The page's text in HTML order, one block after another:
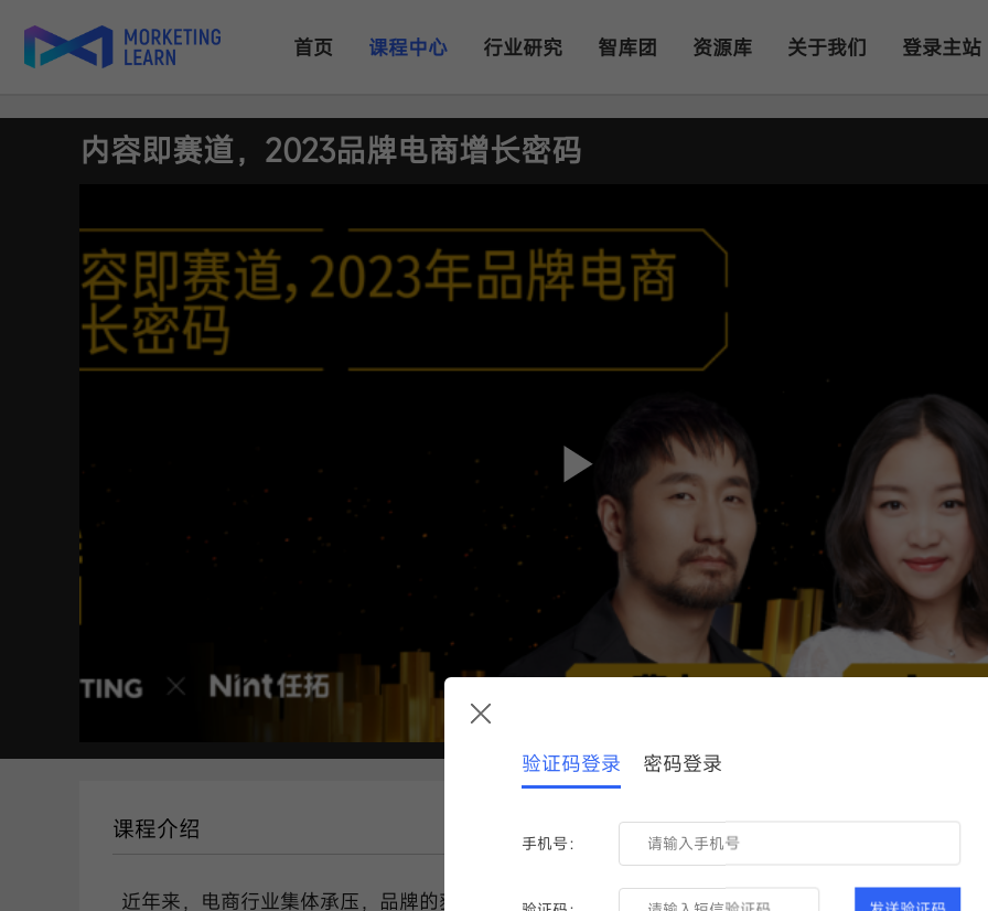
首页 课程中心 行业研究 智库团 资源库 关于我们 登录主站
内容即赛道，2023品牌电商增长密码
课程介绍
近年来，电商行业集体承压，品牌的获利空间也进一步收窄。
验证码登录 密码登录
手机号：